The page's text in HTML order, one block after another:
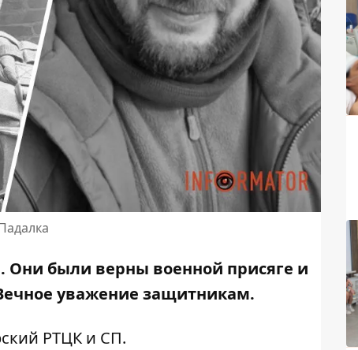
Они были верны военной присяге и
уважение защитникам.
РТЦК и СП.